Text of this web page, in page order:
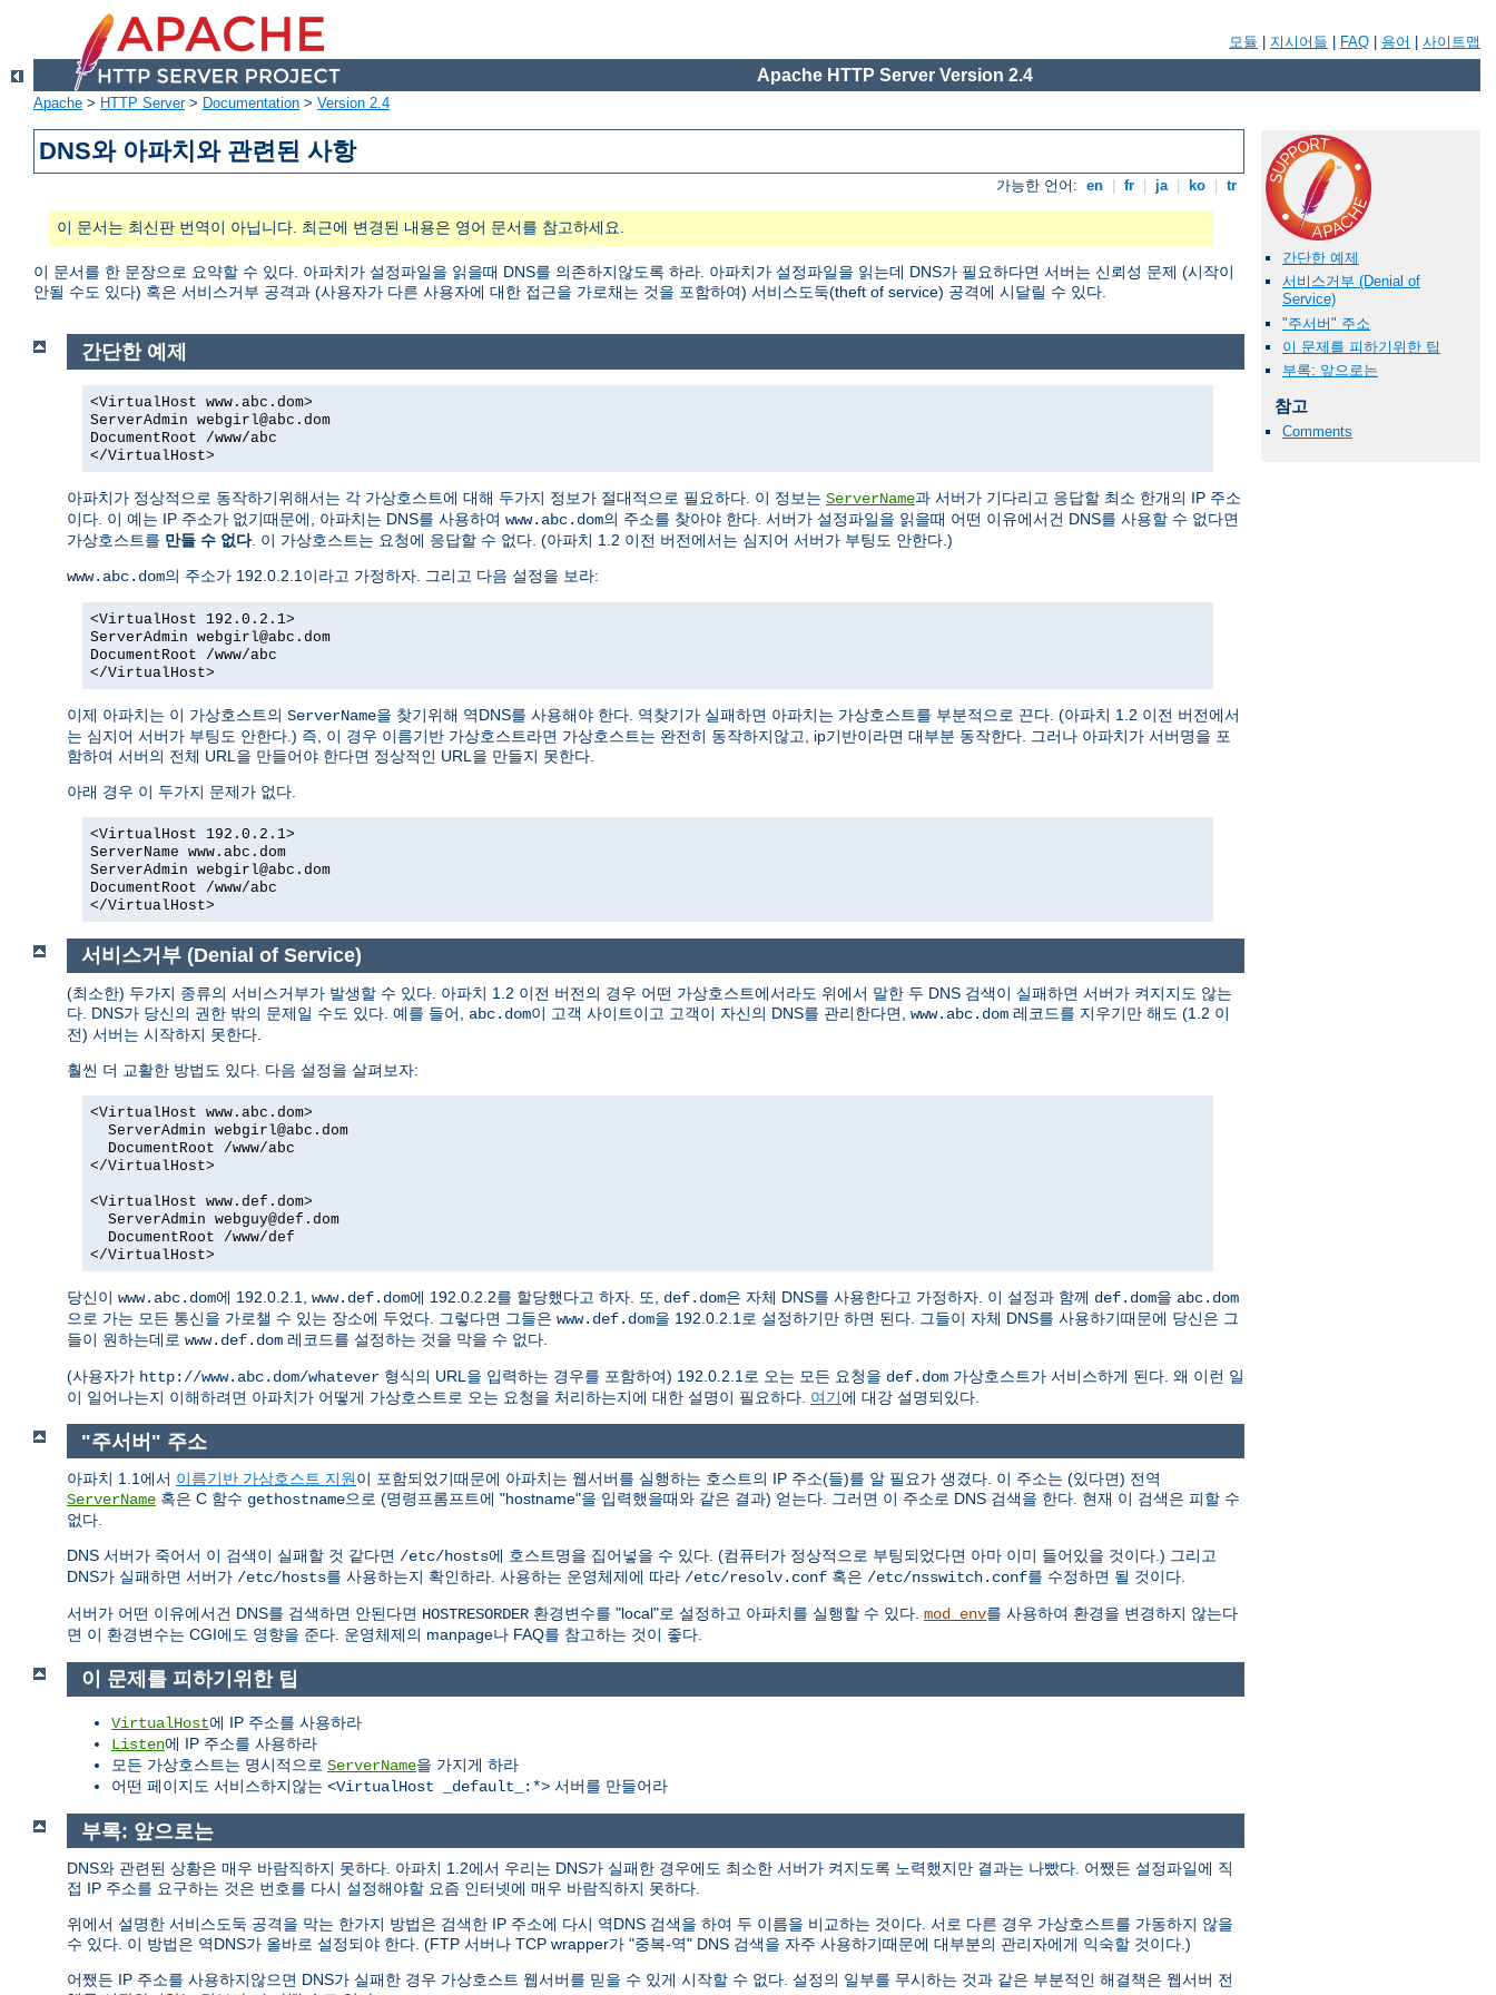
모듈 지시어들 FAQ 용어 사이트맵
Apache HTTP Server Version 2.4
Apache > HTTP Server> Documentation > Version 2.4
DNS와 아파치와 관련된 사항
가능한 언어: en fr ja ko tr
이 문서는 최신판 번역이 아닙니다. 최근에 변경된 내용은 영어 문서를 참고하세요.
이 문서를 한 문장으로 요약할 수 있다. 아파치가 설정파일을 읽을때 DNS를 의존하지않도록 하라. 아파치가 설정파일을 읽는데 DNS가 필요하다면 서버는 신뢰성 문제 (시작이
안될 수도 있다) 혹은 서비스거부 공격과 (사용자가 다른 사용자에 대한 접근을 가로채는 것을 포함하여) 서비스도둑(theft of service) 공격에 시달릴 수 있다.
간단한 예제
서비스거부 (Denial of
Service)
"주서버" 주소
이 문제를 피하기위한 팁
부록: 앞으로는
참고
Comments
간단한 예제
<VirtualHost www.abc.dom>
ServerAdmin webgirl@abc.dom
DocumentRoot /www/abc
</VirtualHost>
아파치가 정상적으로 동작하기위해서는 각 가상호스트에 대해 두가지 정보가 절대적으로 필요하다. 이 정보는 ServerName과 서버가 기다리고 응답할 최소 한개의 IP 주소
이다. 이 예는 IP 주소가 없기때문에, 아파치는 DNS를 사용하여 www.abc.dom의 주소를 찾아야 한다. 서버가 설정파일을 읽을때 어떤 이유에서건 DNS를 사용할 수 없다면
가상호스트를 만들 수 없다. 이 가상호스트는 요청에 응답할 수 없다. (아파치 1.2 이전 버전에서는 심지어 서버가 부팅도 안한다.)
www.abc.dom의 주소가 192.0.2.1이라고 가정하자. 그리고 다음 설정을 보라:
<VirtualHost 192.0.2.1>
ServerAdmin webgirl@abc.dom
DocumentRoot /www/abc
</VirtualHost>
이제 아파치는 이 가상호스트의 ServerName을 찾기위해 역DNS를 사용해야 한다. 역찾기가 실패하면 아파치는 가상호스트를 부분적으로 끈다. (아파치 1.2 이전 버전에서
는 심지어 서버가 부팅도 안한다.) 즉, 이 경우 이름기반 가상호스트라면 가상호스트는 완전히 동작하지않고, ip기반이라면 대부분 동작한다. 그러나 아파치가 서버명을 포
함하여 서버의 전체 URL을 만들어야 한다면 정상적인 URL을 만들지 못한다.
아래 경우 이 두가지 문제가 없다.
<VirtualHost 192.0.2.1>
ServerName www.abc.dom
ServerAdmin webgirl@abc.dom
DocumentRoot /www/abc
</VirtualHost>
서비스거부 (Denial of Service)
(최소한) 두가지 종류의 서비스거부가 발생할 수 있다. 아파치 1.2 이전 버전의 경우 어떤 가상호스트에서라도 위에서 말한 두 DNS 검색이 실패하면 서버가 켜지지도 않는
다. DNS가 당신의 권한 밖의 문제일 수도 있다. 예를 들어, abc.dom이 고객 사이트이고 고객이 자신의 DNS를 관리한다면, www.abc.dom 레코드를 지우기만 해도 (1.2 이
전) 서버는 시작하지 못한다.
훨씬 더 교활한 방법도 있다. 다음 설정을 살펴보자:
<VirtualHost www.abc.dom>
ServerAdmin webgirl@abc.dom
DocumentRoot /www/abc
</VirtualHost>
<VirtualHost www.def.dom>
ServerAdmin webguy@def.dom
DocumentRoot /www/def
</VirtualHost>
당신이 www.abc.dom에 192.0.2.1, www.def.dom에 192.0.2.2를 할당했다고 하자. 또, def.dom은 자체 DNS를 사용한다고 가정하자. 이 설정과 함께 def.dom을 abc.dom
으로 가는 모든 통신을 가로챌 수 있는 장소에 두었다. 그렇다면 그들은 www.def.dom을 192.0.2.1로 설정하기만 하면 된다. 그들이 자체 DNS를 사용하기때문에 당신은 그
들이 원하는데로 www.def.dom 레코드를 설정하는 것을 막을 수 없다.
(사용자가 http://www.abc.dom/whatever 형식의 URL을 입력하는 경우를 포함하여) 192.0.2.1로 오는 모든 요청을 def.dom 가상호스트가 서비스하게 된다. 왜 이런 일
이 일어나는지 이해하려면 아파치가 어떻게 가상호스트로 오는 요청을 처리하는지에 대한 설명이 필요하다. 여기에 대강 설명되있다.
"주서버" 주소
아파치 1.1에서 이름기반 가상호스트 지원이 포함되었기때문에 아파치는 웹서버를 실행하는 호스트의 IP 주소(들)를 알 필요가 생겼다. 이 주소는 (있다면) 전역
ServerName 혹은 C 함수 gethostname으로 (명령프롬프트에 "hostname"을 입력했을때와 같은 결과) 얻는다. 그러면 이 주소로 DNS 검색을 한다. 현재 이 검색은 피할 수
없다.
DNS 서버가 죽어서 이 검색이 실패할 것 같다면 /etc/hosts에 호스트명을 집어넣을 수 있다. (컴퓨터가 정상적으로 부팅되었다면 아마 이미 들어있을 것이다.) 그리고
DNS가 실패하면 서버가 /etc/hosts를 사용하는지 확인하라. 사용하는 운영체제에 따라 /etc/resolv.conf 혹은 /etc/nsswitch.conf를 수정하면 될 것이다.
서버가 어떤 이유에서건 DNS를 검색하면 안된다면 HOSTRESORDER 환경변수를 "local"로 설정하고 아파치를 실행할 수 있다. mod_env를 사용하여 환경을 변경하지 않는다
면 이 환경변수는 CGI에도 영향을 준다. 운영체제의 manpage나 FAQ를 참고하는 것이 좋다.
이 문제를 피하기위한 팁
VirtualHost에 IP 주소를 사용하라
Listen에 IP 주소를 사용하라
모든 가상호스트는 명시적으로 ServerName을 가지게 하라
어떤 페이지도 서비스하지않는 <VirtualHost _default_:*> 서버를 만들어라
부록: 앞으로는
DNS와 관련된 상황은 매우 바람직하지 못하다. 아파치 1.2에서 우리는 DNS가 실패한 경우에도 최소한 서버가 켜지도록 노력했지만 결과는 나빴다. 어쨌든 설정파일에 직
접 IP 주소를 요구하는 것은 번호를 다시 설정해야할 요즘 인터넷에 매우 바람직하지 못하다.
위에서 설명한 서비스도둑 공격을 막는 한가지 방법은 검색한 IP 주소에 다시 역DNS 검색을 하여 두 이름을 비교하는 것이다. 서로 다른 경우 가상호스트를 가동하지 않을
수 있다. 이 방법은 역DNS가 올바로 설정되야 한다. (FTP 서버나 TCP wrapper가 "중복-역" DNS 검색을 자주 사용하기때문에 대부분의 관리자에게 익숙할 것이다.)
어쨌든 IP 주소를 사용하지않으면 DNS가 실패한 경우 가상호스트 웹서버를 믿을 수 있게 시작할 수 없다. 설정의 일부를 무시하는 것과 같은 부분적인 해결책은 웹서버 전